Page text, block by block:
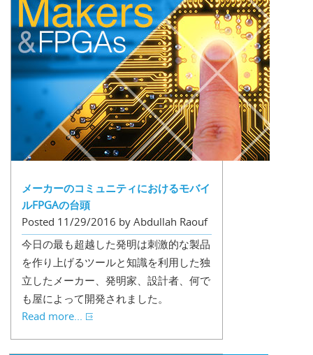
メーカーのコミュニティにおけるモバイ
ルFPGAの台頭
Posted 11/29/2016 by Abdullah Raouf
今日の最も超越した発明は刺激的な製品
を作り上げるツールと知識を利用した独
立したメーカー、発明家、設計者、何で
も屋によって開発されました。
Read more...